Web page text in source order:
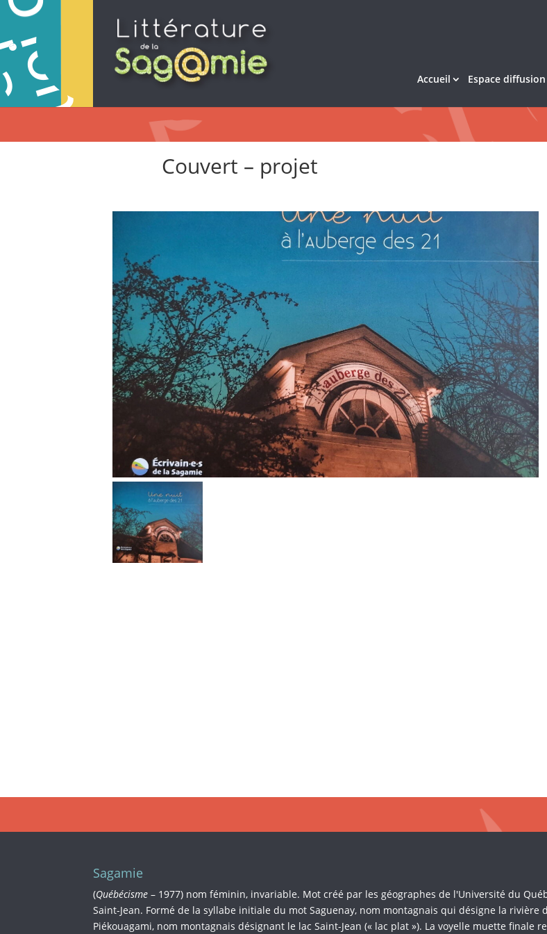
Accueil Espace diffusion
Couvert – projet
Sagamie
(Québécisme– 1977) nom féminin, invariable. Mot créé par les géographes de l'Université du
Saint-Jean. Formé de la syllabe initiale du mot Saguenay, nom montagnais qui désigne la rivière
Piékouagami, nom montagnais désignant le lac Saint-Jean (« lac plat »). La voyelle muette